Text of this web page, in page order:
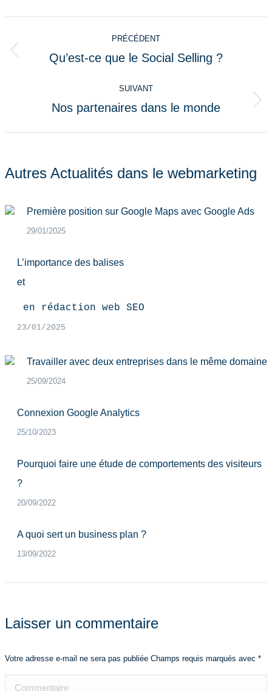
article
PRÉCÉDENT
Article
Qu’est-ce que le Social Selling ?
SUIVANT
Article
Nos partenaires dans le monde
Autres Actualités dans le webmarketing
Première position sur Google Maps avec Google Ads
29/01/2025
L’importance des balises
et
en rédaction web SEO
23/01/2025
Travailler avec deux entreprises dans le même domaine
25/09/2024
Connexion Google Analytics
25/10/2023
Pourquoi faire une étude de comportements des visiteurs
?
20/09/2022
A quoi sert un business plan ?
13/09/2022
Laisser un commentaire
Votre adresse e-mail ne sera pas publiée Champs requis marqués avec *
Commentaire